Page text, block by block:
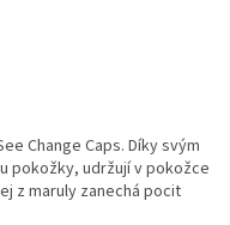
Change Caps. Díky svým
pokožky, udržují v pokožce
z maruly zanechá pocit